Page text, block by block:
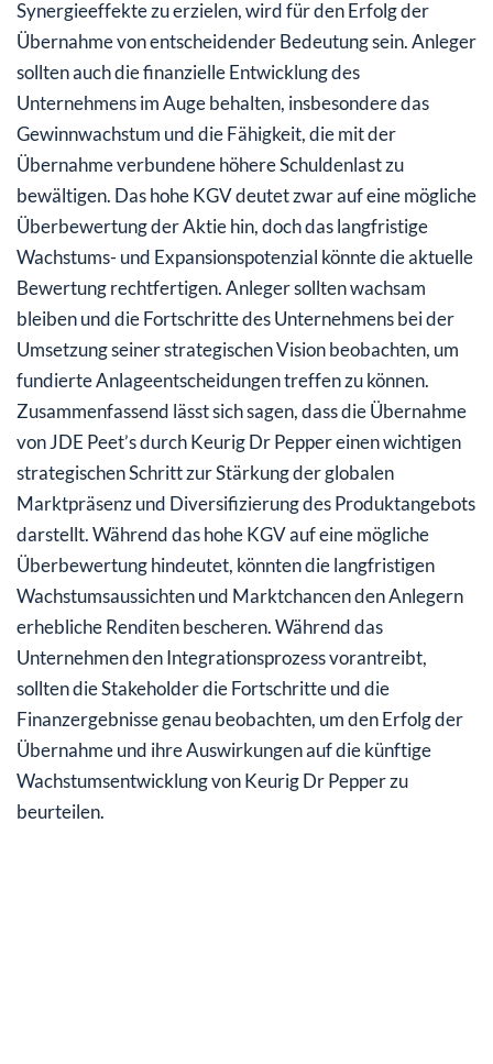
Synergieeffekte zu erzielen, wird für den Erfolg der
Übernahme von entscheidender Bedeutung sein. Anleger
sollten auch die finanzielle Entwicklung des
Unternehmens im Auge behalten, insbesondere das
Gewinnwachstum und die Fähigkeit, die mit der
Übernahme verbundene höhere Schuldenlast zu
bewältigen. Das hohe KGV deutet zwar auf eine mögliche
Überbewertung der Aktie hin, doch das langfristige
Wachstums- und Expansionspotenzial könnte die aktuelle
Bewertung rechtfertigen. Anleger sollten wachsam
bleiben und die Fortschritte des Unternehmens bei der
Umsetzung seiner strategischen Vision beobachten, um
fundierte Anlageentscheidungen treffen zu können.
Zusammenfassend lässt sich sagen, dass die Übernahme
von JDE Peet’s durch Keurig Dr Pepper einen wichtigen
strategischen Schritt zur Stärkung der globalen
Marktpräsenz und Diversifizierung des Produktangebots
darstellt. Während das hohe KGV auf eine mögliche
Überbewertung hindeutet, könnten die langfristigen
Wachstumsaussichten und Marktchancen den Anlegern
erhebliche Renditen bescheren. Während das
Unternehmen den Integrationsprozess vorantreibt,
sollten die Stakeholder die Fortschritte und die
Finanzergebnisse genau beobachten, um den Erfolg der
Übernahme und ihre Auswirkungen auf die künftige
Wachstumsentwicklung von Keurig Dr Pepper zu
beurteilen.